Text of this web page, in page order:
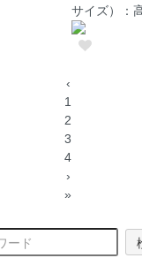
サイズ）：
‹
1
2
3
4
›
»